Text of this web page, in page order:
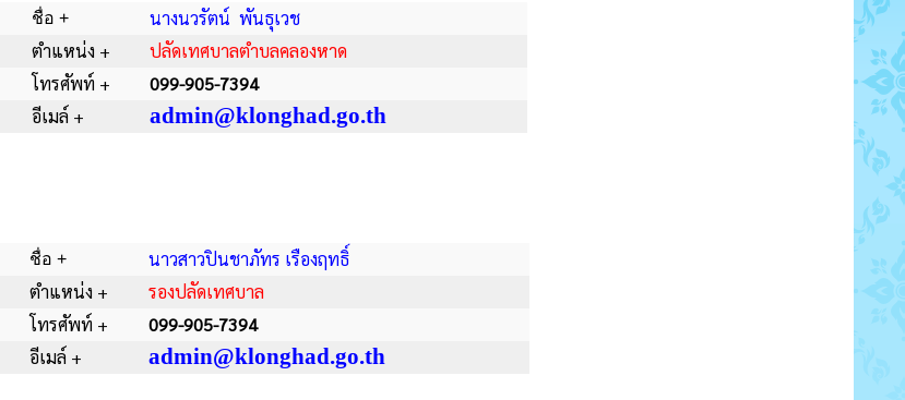
ชื่อ +
นางนวรัตน์ พันธุเวช
ตำแหน่ง +
ปลัดเทศบาลตำบลคลองหาด
โทรศัพท์ +
099-905-7394
อีเมล์ +
admin@klonghad.go.th
ชื่อ +
นาวสาวปินชาภัทร เรืองฤทธิ์
ตำแหน่ง +
รองปลัดเทศบาล
โทรศัพท์ +
099-905-7394
อีเมล์ +
admin@klonghad.go.th